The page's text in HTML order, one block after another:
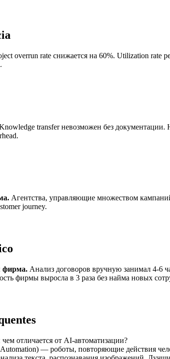
overrun rate снижается на 60%. Utilization rate
transfer невозможен без документации.
Агентства, управляющие множеством
journey.
фирма. Анализ договоров вручную занимал 4-6
фирмы выросла в 3 раза без найма новых
отличается от AI-автоматизации?
Automation) — роботы, повторяющие действия